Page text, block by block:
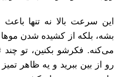
این سرعت بالا نه تنها
بشه، بلکه از کشیده شدن
می‌کنه. فکرشو بکنین، تو چند
رو از بین ببرید و یه ظاهر